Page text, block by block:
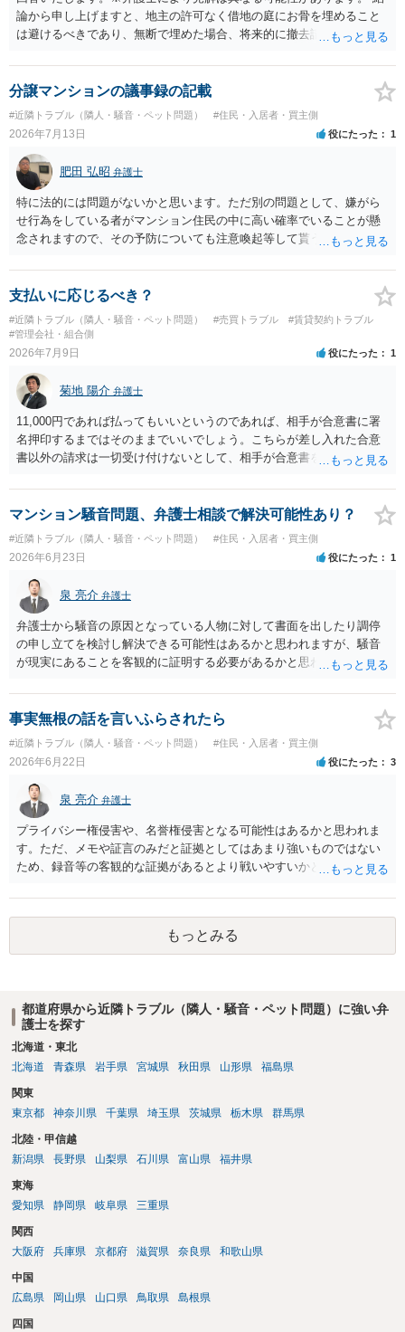
論から申し上げますと、地主の許可なく借地の庭にお骨を埋めること
は避けるべきであり、無断で埋めた場合、将来的に撤去請求や退去時
上、自分のペットの遺骨を埋める行為自体は墓地埋葬法違反や不法投
棄には該当しないため、犯罪になるわけではありません。しかし、建
物の所有者は質問者様であっても、土地の所有権はあくまで地主にあ
ります。そのため、地主に無断でお骨を埋める行為は、他人の所有権
を侵害する行為や、借地人としての善管注意義務違反とみなされる可
能性が高いのが私見です。 どうしてもお近くで供養されたい場合は、
事前に地主へ相談して許可を得るか、土地に直接埋めずに大きめの鉢
植え等で供養する「プランター葬」や、ペット霊園等への納骨を検討
されるのが確実かと思います。
分譲マンションの議事録の記載
#近隣トラブル（隣人・騒音・ペット問題） #住民・入居者・買主側
2026年7月13日 役にたった 1
肥田 弘昭 弁護士
特に法的には問題がないかと思います。ただ別の問題として、嫌がら
せ行為をしている者がマンション住民の中に高い確率でいることが懸
念されますので、その予防についても注意喚起等して貰うと良いかと
支払いに応じるべき？
#近隣トラブル（隣人・騒音・ペット問題） #売買トラブル
#賃貸契約トラブル
#管理会社・組合側
2026年7月9日 役にたった 1
菊地 陽介 弁護士
11,000円であれば払ってもいいというのであれば、相手が合意書に署
名押印するまではそのままでいいでしょう。こちらが差し入れた合意
書以外の請求は一切受け付けないとして、相手が合意書を作成するま
入れてしまっているということなので、もし11,000円の支払い合意も
撤回したいというのであれば、できれば内容証明で先方の支払いの請
求について一切応じるつもりがない旨を書面で伝えたうえで、先に差
し入れた合意書は撤回すると明確に示す必要があります。
マンション騒音問題、弁護士相談で解決可能性あり？
#近隣トラブル（隣人・騒音・ペット問題） #住民・入居者・買主側
2026年6月23日 役にたった 1
泉 亮介 弁護士
弁護士から騒音の原因となっている人物に対して書面を出したり調停
の申し立てを検討し解決できる可能性はあるかと思われますが、騒音
が現実にあることを客観的に証明する必要があるかと思われます。
事実無根の話を言いふらされたら
#近隣トラブル（隣人・騒音・ペット問題） #住民・入居者・買主側
2026年6月22日 役にたった 3
泉 亮介 弁護士
プライバシー権侵害や、名誉権侵害となる可能性はあるかと思われま
す。ただ、メモや証言のみだと証拠としてはあまり強いものではない
ため、録音等の客観的な証拠があるとより戦いやすいかと思われま
もっとみる
都道府県から近隣トラブル（隣人・騒音・ペット問題）に強い弁
護士を探す
北海道・東北
北海道
青森県 岩手県 宮城県 秋田県 山形県 福島県
関東
東京都
神奈川県 千葉県 埼玉県 茨城県 栃木県 群馬県
北陸・甲信越
新潟県
長野県 山梨県 石川県 富山県 福井県
東海
愛知県
静岡県 岐阜県 三重県
関西
大阪府
兵庫県 京都府 滋賀県 奈良県 和歌山県
中国
広島県
岡山県 山口県 鳥取県 島根県
四国